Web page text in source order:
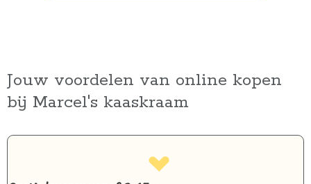
Jouw voordelen van online kopen
bij Marcel's kaaskraam